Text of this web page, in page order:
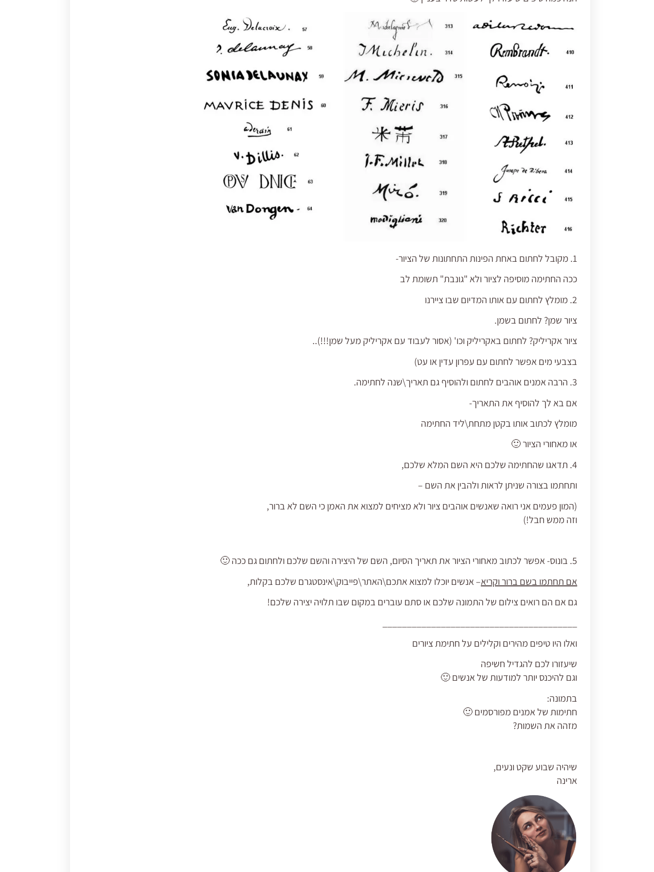
1. מקובל לחתום באחת הפינות התחתונות של הציור-
ככה החתימה מוסיפה לציור ולא "גונבת" תשומת לב
2. מומלץ לחתום עם אותו המדיום שבו ציירנו
ציור שמן? לחתום בשמן.
ציור אקריליק? לחתום באקריליק וכו' (אסור לעבוד עם אקריליק מעל שמן!!!)..
בצבעי מים אפשר לחתום עם עפרון עדין או עט)
3. הרבה אמנים אוהבים לחתום ולהוסיף גם תאריך\שנה לחתימה.
אם בא לך להוסיף את התאריך-
מומלץ לכתוב אותו בקטן מתחת\ליד החתימה
או מאחורי הציור 🙂
4. תדאגו שהחתימה שלכם היא השם המלא שלכם,
ותחתמו בצורה שניתן לראות ולהבין את השם –
(המון פעמים אני רואה שאנשים אוהבים ציור ולא מציחים למצוא את האמן כי השם לא ברור,
וזה ממש חבל!)
5. בונוס- אפשר לכתוב מאחורי הציור את תאריך הסיום, השם של היצירה והשם שלכם ולחתום גם ככה 🙂
אם תחתמו בשם ברור וקריא– אנשים יוכלו למצוא אתכם\האתר\פייבוק\אינסטגרם שלכם בקלות,
גם אם הם רואים צילום של התמונה שלכם או סתם עוברים במקום שבו תלויה יצירה שלכם!
ואלו היו טיפים מהירים וקלילים על חתימת ציורים
שיעזורו לכם להגדיל חשיפה
וגם להיכנס יותר למודעות של אנשים 🙂
בתמונה:
חתימות של אמנים מפורסמים 🙂
מזהה את השמות?
שיהיה שבוע שקט ונעים,
ארינה